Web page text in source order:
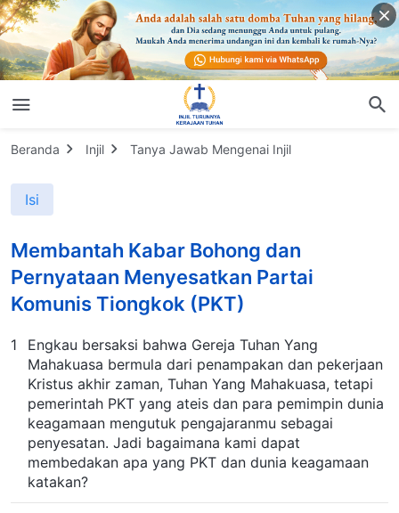
Beranda Injil Tanya Jawab Mengenai Injil
Membantah Kabar Bohong dan
Pernyataan Menyesatkan Partai
Komunis Tiongkok (PKT)
Isi
1
Engkau bersaksi bahwa Gereja Tuhan Yang
Mahakuasa bermula dari penampakan dan pekerjaan
Kristus akhir zaman, Tuhan Yang Mahakuasa, tetapi
pemerintah PKT yang ateis dan para pemimpin dunia
keagamaan mengutuk pengajaranmu sebagai
penyesatan. Jadi bagaimana kami dapat
membedakan apa yang PKT dan dunia keagamaan
katakan?